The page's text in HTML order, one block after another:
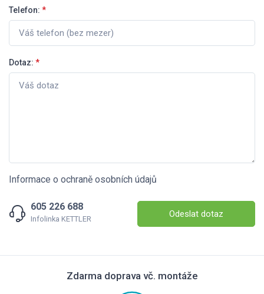
Telefon: *
Dotaz: *
Informace o ochraně osobních údajů
605 226 688
Infolinka KETTLER Odeslat dotaz
Zdarma doprava vč. montáže